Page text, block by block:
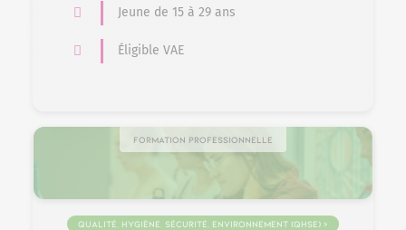
Jeune de 15 à 29 ans
Éligible VAE
Formation professionnelle
Qualité, Hygiène, Sécurité, Environnement (QHSE) >